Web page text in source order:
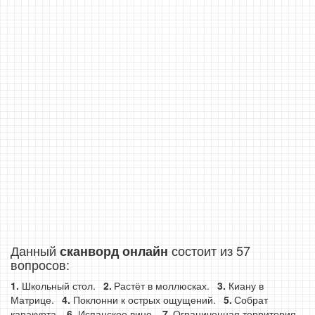
Данный сканворд онлайн состоит из 57
вопросов:
Школьный стол. Растёт в моллюсках.
Киану в
Матрице.
Поклонни к острых ощущений.
Собрат